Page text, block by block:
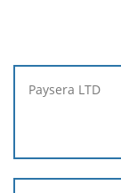
Paysera